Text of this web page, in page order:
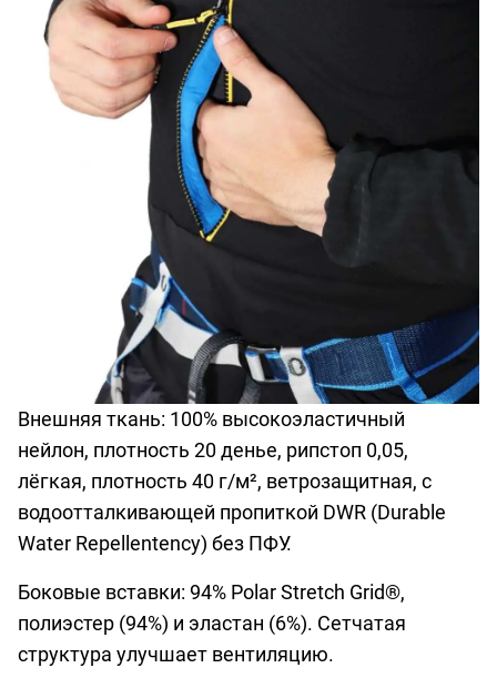
Внешняя ткань: 100% высокоэластичный
нейлон, плотность 20 денье, рипстоп 0,05,
лёгкая, плотность 40 г/м², ветрозащитная, с
водоотталкивающей пропиткой DWR (Durable
Water Repellentency) без ПФУ.
Боковые вставки: 94% Polar Stretch Grid®,
полиэстер (94%) и эластан (6%). Сетчатая
структура улучшает вентиляцию.